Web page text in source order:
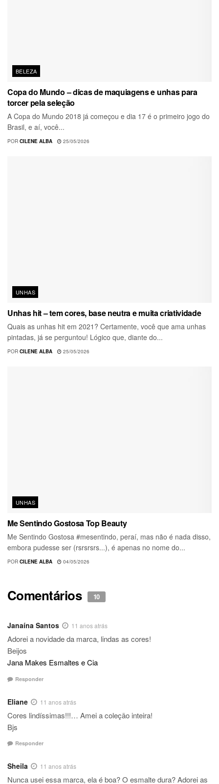
BELEZA
Copa do Mundo – dicas de maquiagens e unhas para
torcer pela seleção
A Copa do Mundo 2018 já começou e dia 17 é o primeiro jogo do
Brasil, e aí, você...
POR CILENE ALBA 25/05/2026
UNHAS
Unhas hit – tem cores, base neutra e muita criatividade
Quais as unhas hit em 2021? Certamente, você que ama unhas
pintadas, já se perguntou! Lógico que, diante do...
POR CILENE ALBA 25/05/2026
UNHAS
Me Sentindo Gostosa Top Beauty
Me Sentindo Gostosa #mesentindo, peraí, mas não é nada disso,
embora pudesse ser (rsrsrsrs...), é apenas no nome do...
POR CILENE ALBA 04/05/2026
Comentários 10
Janaína Santos 11 anos atrás
Adorei a novidade da marca, lindas as cores!
Beijos
Jana Makes Esmaltes e Cia
Responder
Eliane 11 anos atrás
Cores lindíssimas!!!… Amei a coleção inteira!
Bjs
Responder
Sheila 11 anos atrás
Nunca usei essa marca, ela é boa? O esmalte dura? Adorei as